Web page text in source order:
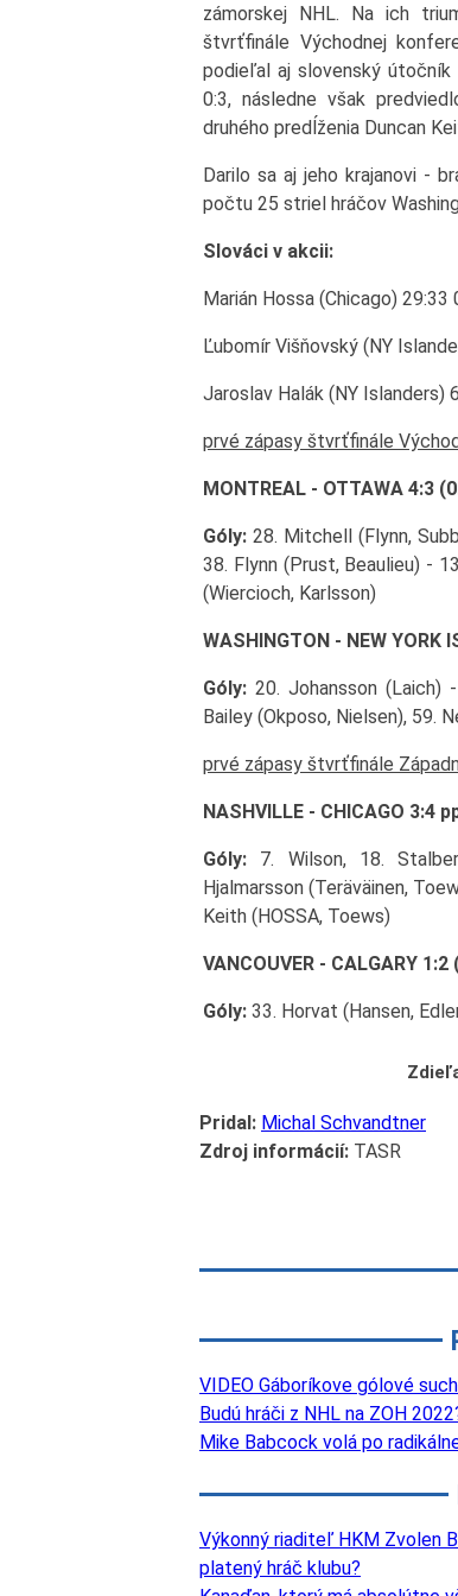
zámorskej NHL. Na ich
štvrťfinále Východnej
podieľal aj slovenský útočník
0:3, následne však
druhého predĺženia Duncan
Darilo sa aj jeho krajanovi -
počtu 25 striel hráčov
Slováci v akcii:
Marián Hossa (Chicago) 29:33
Ľubomír Višňovský (NY
Jaroslav Halák (NY Islanders)
prvé zápasy štvrťfinále
MONTREAL - OTTAWA 4:3
Góly: 28. Mitchell (Flynn,
38. Flynn (Prust, Beaulieu) -
(Wiercioch, Karlsson)
WASHINGTON - NEW
Góly: 20. Johansson (Laich)
Bailey (Okposo, Nielsen), 59.
prvé zápasy štvrťfinále
NASHVILLE - CHICAGO 3:4
Góly: 7. Wilson, 18.
Hjalmarsson (Teräväinen,
Keith (HOSSA, Toews)
VANCOUVER - CALGARY
Góly: 33. Horvat (Hansen,
Pridal: Michal Schvandtner
Zdroj informácií: TASR
VIDEO Gáboríkove gólové
Budú hráči z NHL na ZOH
Mike Babcock volá po
Výkonný riaditeľ HKM Zvolen
platený hráč klubu?